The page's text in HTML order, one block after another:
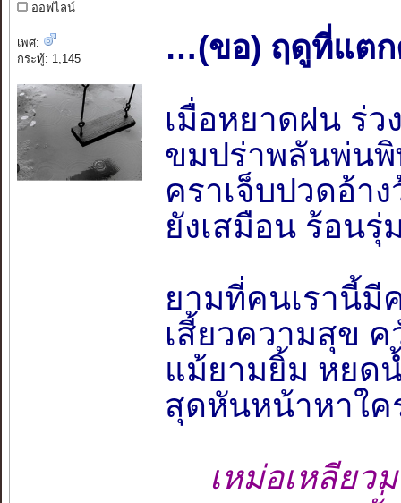
ออฟไลน์
เพศ:
กระทู้: 1,145
…(ขอ) ฤดูที่แต
เมื่อหยาดฝน ร่
ขมปร่าพลันพ่นพิ
คราเจ็บปวดอ้า
ยังเสมือน ร้อน
ยามที่คนเรานี้มี
เสี้ยวความสุข
แม้ยามยิ้ม หยด
สุดหันหน้าหาใค
เหม่อเหลียวม